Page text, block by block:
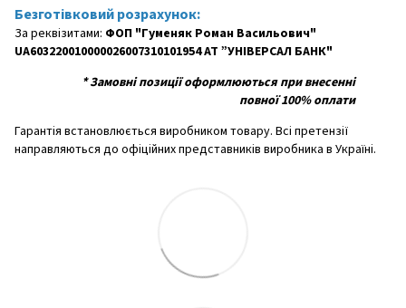
Безготівковий розрахунок:
За реквізитами: ФОП "Гуменяк Роман Васильович"
UA603220010000026007310101954 АТ ”УНІВЕРСАЛ БАНК"
*Замовні позиції оформлюються при внесенні
повної 100% оплати
Гарантія встановлюється виробником товару. Всі претензії
направляються до офіційних представників виробника в Україні.